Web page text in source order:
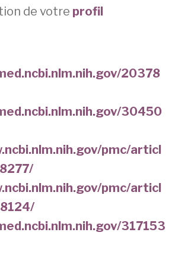
de votre profil
20378
30450
pmc/articl
pmc/articl
317153